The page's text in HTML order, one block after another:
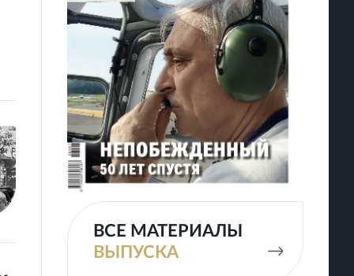
ВСЕ МАТЕРИАЛЫ
ВЫПУСКА